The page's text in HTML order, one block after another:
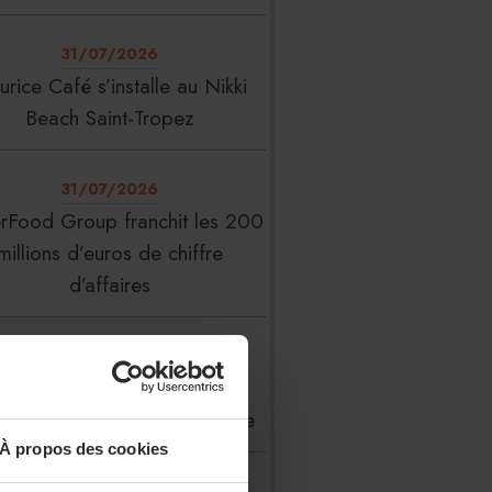
À propos des cookies
31/07/2026
Café s’installe au Nikki
Beach Saint-Tropez
31/07/2026
Group franchit les 200
d’euros de chiffre
d’affaires
31/07/2026
Liste : La Réserve Paris de
meilleur hôtel du monde